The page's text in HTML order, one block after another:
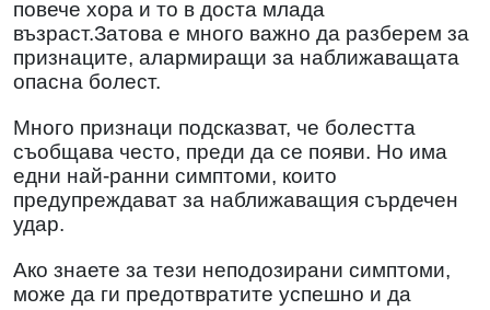
повече хора и то в доста млада
възраст.Затова е много важно да разберем за
признаците, алармиращи за наближаващата
опасна болест.
Много признаци подсказват, че болестта
съобщава често, преди да се появи. Но има
едни най-ранни симптоми, които
предупреждават за наближаващия сърдечен
удар.
Ако знаете за тези неподозирани симптоми,
може да ги предотвратите успешно и да